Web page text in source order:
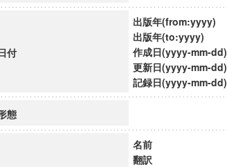
ム市民社会ガバナンス教育研究センター
ム論理と感性の先端的教育研究拠点
「超成熟社会発展のサイエンス」
付
出版年(from:yyyy)
出版年(to:yyyy)
作成日(yyyy-mm-dd)
更新日(yyyy-mm-dd)
記録日(yyyy-mm-dd)
態
名前
翻訳